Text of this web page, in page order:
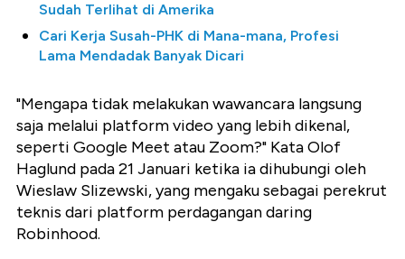
Sudah Terlihat di Amerika
Cari Kerja Susah-PHK di Mana-mana, Profesi
Lama Mendadak Banyak Dicari
"Mengapa tidak melakukan wawancara langsung
saja melalui platform video yang lebih dikenal,
seperti Google Meet atau Zoom?" Kata Olof
Haglund pada 21 Januari ketika ia dihubungi oleh
Wieslaw Slizewski, yang mengaku sebagai perekrut
teknis dari platform perdagangan daring
Robinhood.